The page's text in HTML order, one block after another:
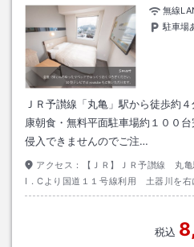
無線
駐車場
ＪＲ予讃線「丸亀」駅から徒歩約
康朝食・無料平面駐車場約１００
侵入できませんのでご注…
アクセス：
【ＪＲ】ＪＲ予讃線 丸
I．Cより国道１１号線利用 土器川を右
税込